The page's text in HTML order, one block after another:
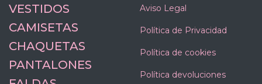
VESTIDOS
CAMISETAS
CHAQUETAS
PANTALONES
Aviso Legal
Política de Privacidad
Política de cookies
Política devoluciones